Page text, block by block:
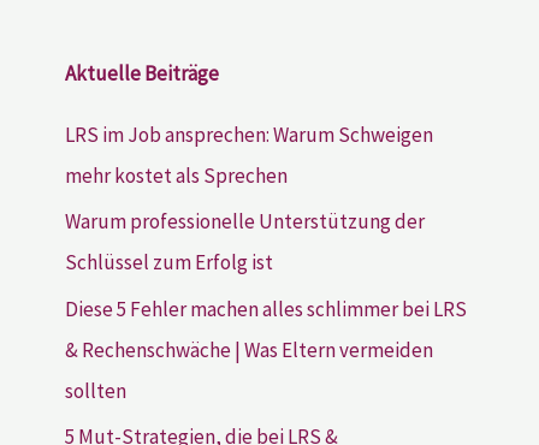
Aktuelle Beiträge
LRS im Job ansprechen: Warum Schweigen
mehr kostet als Sprechen
Warum professionelle Unterstützung der
Schlüssel zum Erfolg ist
Diese 5 Fehler machen alles schlimmer bei LRS
& Rechenschwäche | Was Eltern vermeiden
sollten
5 Mut-Strategien, die bei LRS &